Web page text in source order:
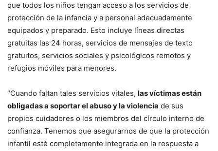
que todos los niños tengan acceso a los servicios de
protección de la infancia y a personal adecuadamente
equipados y preparado. Esto incluye líneas directas
gratuitas las 24 horas, servicios de mensajes de texto
gratuitos, servicios sociales y psicológicos remotos y
refugios móviles para menores.
“Cuando faltan tales servicios vitales, las víctimas están
obligadas a soportar el abuso y la violencia de sus
propios cuidadores o los miembros del círculo interno de
confianza. Tenemos que asegurarnos de que la protección
infantil esté completamente integrada en la respuesta a